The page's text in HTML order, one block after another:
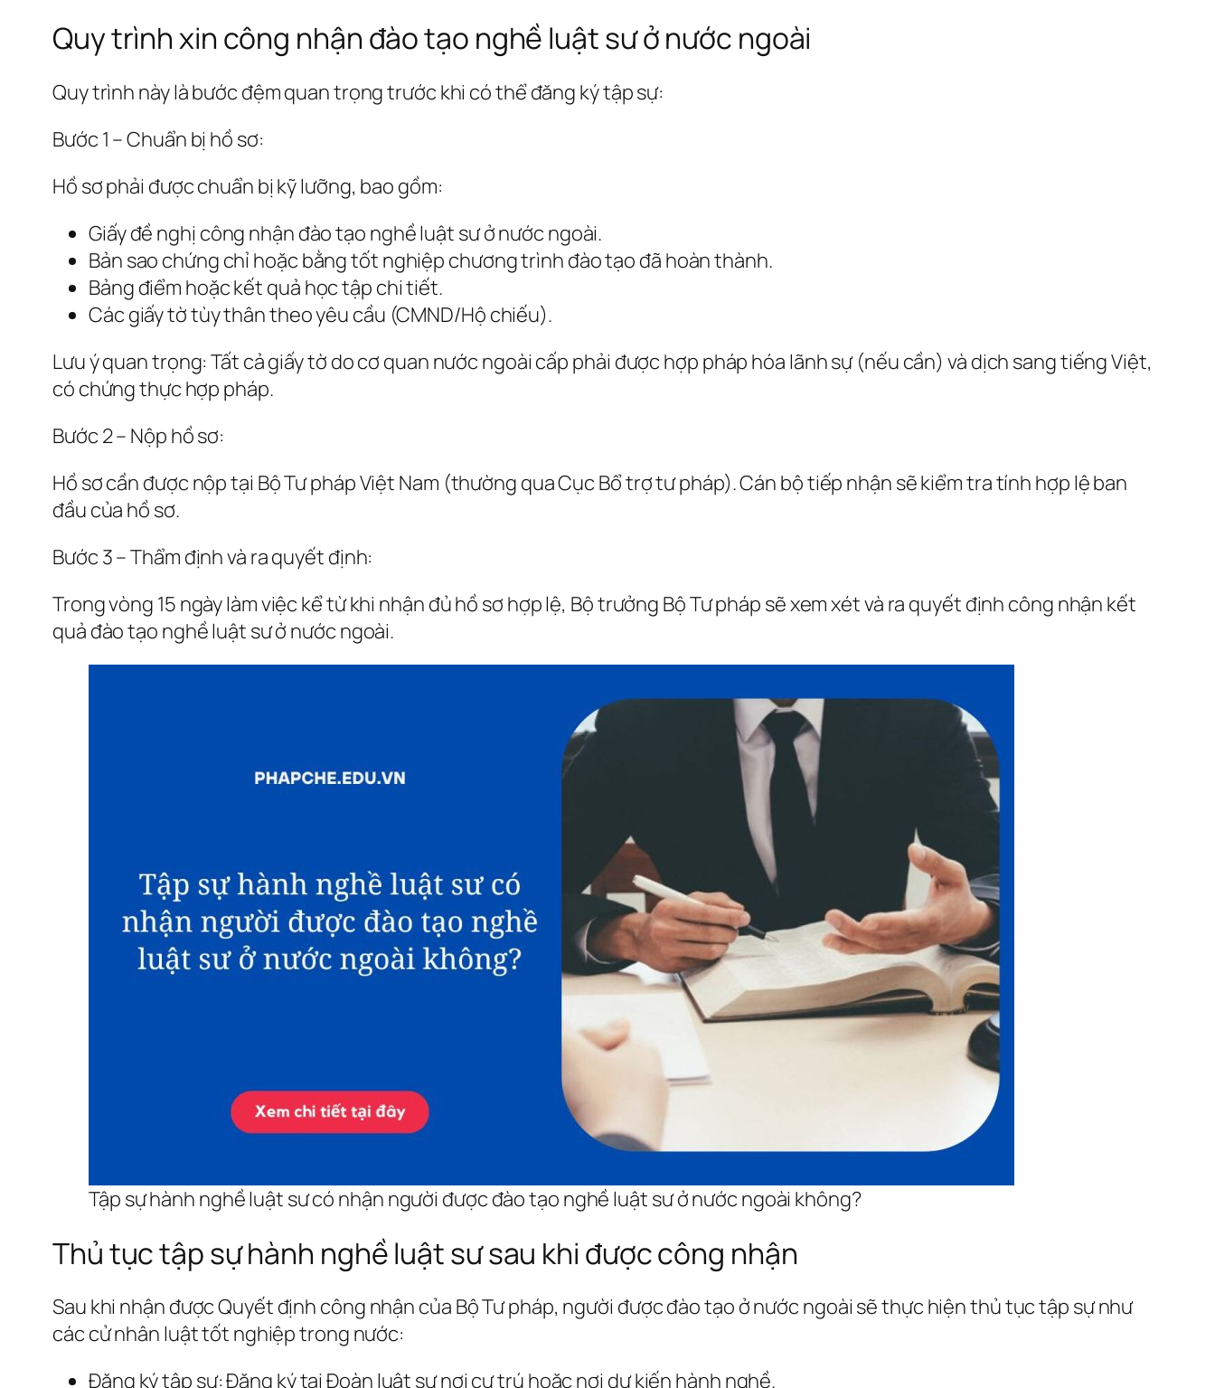
Quy trình xin công nhận đào tạo nghề luật sư ở nước ngoài
Quy trình này là bước đệm quan trọng trước khi có thể đăng ký tập sự:
Bước 1 – Chuẩn bị hồ sơ:
Hồ sơ phải được chuẩn bị kỹ lưỡng, bao gồm:
Giấy đề nghị công nhận đào tạo nghề luật sư ở nước ngoài.
Bản sao chứng chỉ hoặc bằng tốt nghiệp chương trình đào tạo đã hoàn thành.
Bảng điểm hoặc kết quả học tập chi tiết.
Các giấy tờ tùy thân theo yêu cầu (CMND/Hộ chiếu).
Lưu ý quan trọng: Tất cả giấy tờ do cơ quan nước ngoài cấp phải được hợp pháp hóa lãnh sự (nếu cần) và dịch sang tiếng Việt,
có chứng thực hợp pháp.
Bước 2 – Nộp hồ sơ:
Hồ sơ cần được nộp tại Bộ Tư pháp Việt Nam (thường qua Cục Bổ trợ tư pháp). Cán bộ tiếp nhận sẽ kiểm tra tính hợp lệ ban
đầu của hồ sơ.
Bước 3 – Thẩm định và ra quyết định:
Trong vòng 15 ngày làm việc kể từ khi nhận đủ hồ sơ hợp lệ, Bộ trưởng Bộ Tư pháp sẽ xem xét và ra quyết định công nhận kết
quả đào tạo nghề luật sư ở nước ngoài.
Tập sự hành nghề luật sư có nhận người được đào tạo nghề luật sư ở nước ngoài không?
Thủ tục tập sự hành nghề luật sư sau khi được công nhận
Sau khi nhận được Quyết định công nhận của Bộ Tư pháp, người được đào tạo ở nước ngoài sẽ thực hiện thủ tục tập sự như
các cử nhân luật tốt nghiệp trong nước:
Đăng ký tập sự: Đăng ký tại Đoàn luật sư nơi cư trú hoặc nơi dự kiến hành nghề.